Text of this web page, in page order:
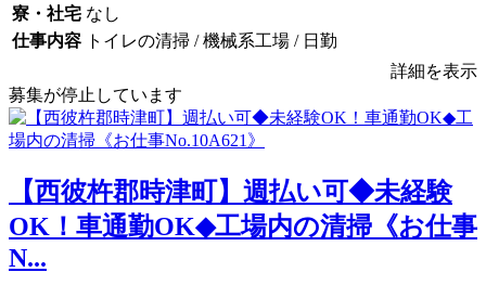
寮・社宅 なし
仕事内容 トイレの清掃 / 機械系工場 / 日勤
詳細を表示
募集が停止しています
【西彼杵郡時津町】週払い可◆未経験
OK！車通勤OK◆工場内の清掃《お仕事
N...